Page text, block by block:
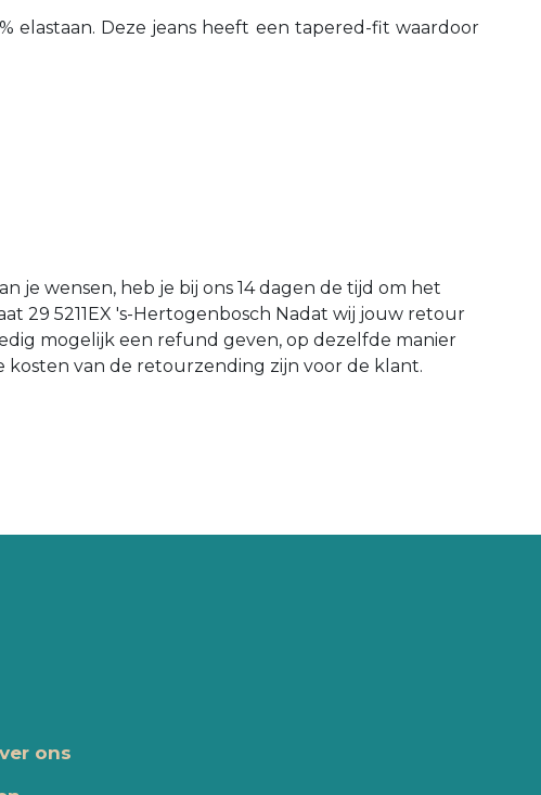
elastaan. Deze jeans heeft een tapered-fit waardoor
je wensen, heb je bij ons 14 dagen de tijd om het
29 5211EX 's-Hertogenbosch Nadat wij jouw retour
mogelijk een refund geven, op dezelfde manier
kosten van de retourzending zijn voor de klant.
ons